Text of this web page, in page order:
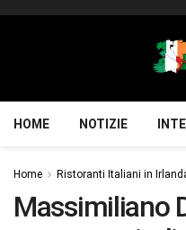
HOME NOTIZIE
Home Ristoranti Italiani in
Massimiliano